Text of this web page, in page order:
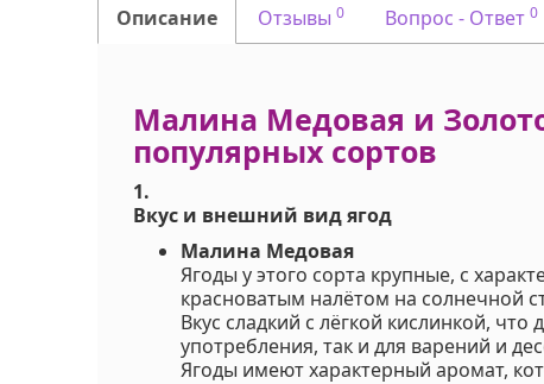
Описание Отзывы0 Вопрос - Ответ0
Малина Медовая и
популярных сортов
1.
Вкус и внешний вид ягод
Малина Медовая
Ягоды у этого сорта крупные, с
красноватым налётом на солнечной
Вкус сладкий с лёгкой кислинкой,
употребления, так и для варений и
Ягоды имеют характерный аромат,